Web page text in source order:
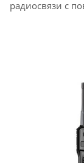
радиосвязи с